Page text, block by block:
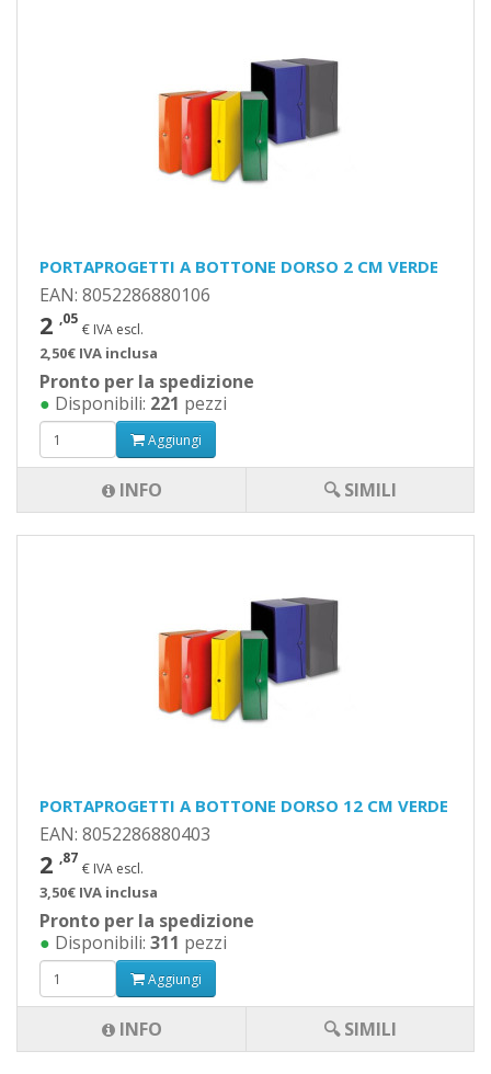
PORTAPROGETTI A BOTTONE DORSO 2 CM VERDE
EAN: 8052286880106
2 ,05
€ IVA escl.
2,50€ IVA inclusa
Pronto per la spedizione
● Disponibili: 221 pezzi
Aggiungi
INFO 🔍 SIMILI
PORTAPROGETTI A BOTTONE DORSO 12 CM VERDE
EAN: 8052286880403
2 ,87
€ IVA escl.
3,50€ IVA inclusa
Pronto per la spedizione
● Disponibili: 311 pezzi
Aggiungi
INFO 🔍 SIMILI